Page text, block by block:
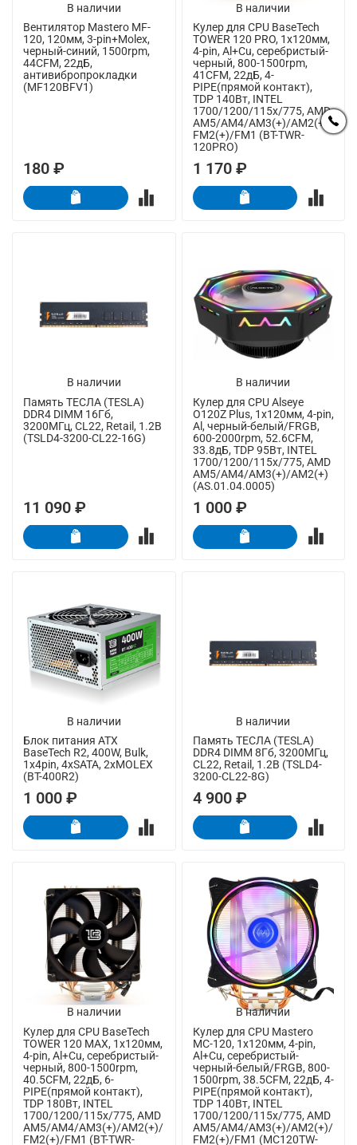
В наличии
Вентилятор Mastero MF-
120, 120мм, 3-pin+Molex,
черный-синий, 1500rpm,
44CFM, 22дБ,
антивибропрокладки
(MF120BFV1)
180 ₽
В наличии
Кулер для CPU BaseTech
TOWER 120 PRO, 1х120мм,
4-pin, Al+Cu, серебристый-
черный, 800-1500rpm,
41CFM, 22дБ, 4-
PIPE(прямой контакт),
TDP 140Вт, INTEL
1700/1200/115x/775, AMD
AM5/AM4/AM3(+)/AM2(+)/
FM2(+)/FM1 (BT-TWR-
120PRO)
1 170 ₽
В наличии
Память ТЕСЛА (TESLA)
DDR4 DIMM 16Гб,
3200МГц, CL22, Retail, 1.2В
(TSLD4-3200-CL22-16G)
11 090 ₽
В наличии
Кулер для CPU Alseye
O120Z Plus, 1х120мм, 4-pin,
Al, черный-белый/FRGB,
600-2000rpm, 52.6CFM,
33.8дБ, TDP 95Вт, INTEL
1700/1200/115x/775, AMD
AM5/AM4/AM3(+)/AM2(+)
(AS.01.04.0005)
1 000 ₽
В наличии
Блок питания ATX
BaseTech R2, 400W, Bulk,
1x4pin, 4xSATA, 2xMOLEX
(BT-400R2)
1 000 ₽
В наличии
Память ТЕСЛА (TESLA)
DDR4 DIMM 8Гб, 3200МГц,
CL22, Retail, 1.2В (TSLD4-
3200-CL22-8G)
4 900 ₽
В наличии
Кулер для CPU BaseTech
TOWER 120 MAX, 1х120мм,
4-pin, Al+Cu, серебристый-
черный, 800-1500rpm,
40.5CFM, 22дБ, 6-
PIPE(прямой контакт),
TDP 180Вт, INTEL
1700/1200/115x/775, AMD
AM5/AM4/AM3(+)/AM2(+)/
FM2(+)/FM1 (BT-TWR-
В наличии
Кулер для CPU Mastero
MC-120, 1х120мм, 4-pin,
Al+Cu, серебристый-
черный-белый/FRGB, 800-
1500rpm, 38.5CFM, 22дБ, 4-
PIPE(прямой контакт),
TDP 140Вт, INTEL
1700/1200/115x/775, AMD
AM5/AM4/AM3(+)/AM2(+)/
FM2(+)/FM1 (MC120TW-